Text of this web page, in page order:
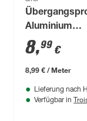
Aluminium
bronzefarben,
30 mm
8,99 €
8,99 € / Meter
Lieferung nach
Verfügbar in